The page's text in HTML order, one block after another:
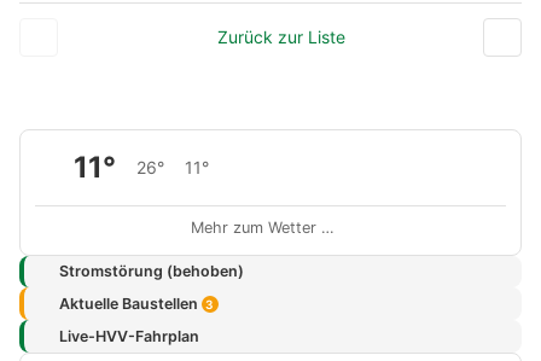
Zurück zur Liste
11° 26° 11°
Mehr zum Wetter …
Stromstörung (behoben)
Aktuelle Baustellen 3
Live-HVV-Fahrplan